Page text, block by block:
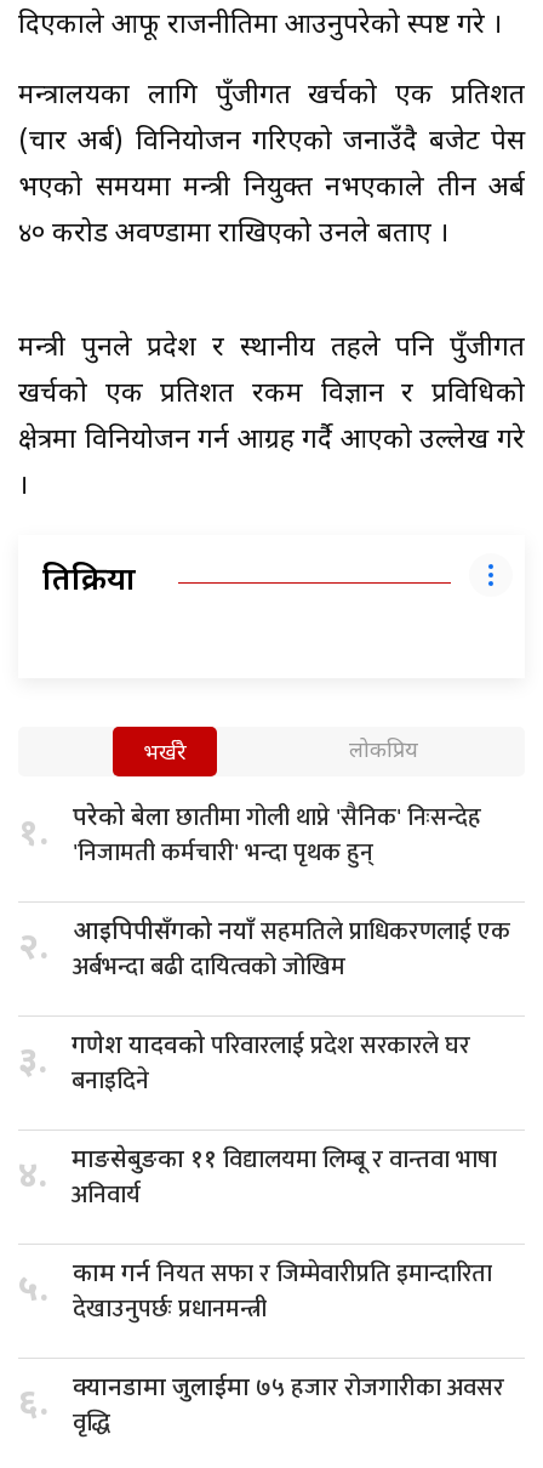
दिएकाले आफू राजनीतिमा आउनुपरेको स्पष्ट गरे ।
मन्त्रालयका लागि पुँजीगत खर्चको एक प्रतिशत
(चार अर्ब) विनियोजन गरिएको जनाउँदै बजेट पेस
भएको समयमा मन्त्री नियुक्त नभएकाले तीन अर्ब
४० करोड अवण्डामा राखिएको उनले बताए ।
मन्त्री पुनले प्रदेश र स्थानीय तहले पनि पुँजीगत
खर्चको एक प्रतिशत रकम विज्ञान र प्रविधिको
क्षेत्रमा विनियोजन गर्न आग्रह गर्दै आएको उल्लेख गरे
।
प्रतिक्रिया
भर्खरै लोकप्रिय
१. परेको बेलाछातीमा गोली थाप्ने 'सैनिक' निःसन्देह
'निजामती कर्मचारी' भन्दा पृथक हुन्
२. आइपिपीसँगको नयाँसहमतिले प्राधिकरणलाई एक
अर्बभन्दा बढी दायित्वको जोखिम
३. गणेश यादवकोपरिवारलाई प्रदेश सरकारले घर
बनाइदिने
४. माङसेबुङका ११ विद्यालयमा लिम्बू र वान्तवा भाषा
अनिवार्य
५. काम गर्ननियत सफा र जिम्मेवारीप्रति इमान्दारिता
देखाउनुपर्छः प्रधानमन्त्री
६. क्यानडामा जुलाईमा ७५ हजार रोजगारीका अवसर
वृद्धि